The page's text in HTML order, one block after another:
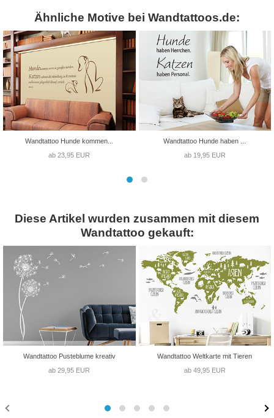
Ähnliche Motive bei Wandtattoos.de:
Wandtattoo Hunde kommen...
ab 23,95 EUR
Wandtattoo Hunde haben ...
ab 19,95 EUR
Diese Artikel wurden zusammen mit diesem
Wandtattoo gekauft:
Wandtattoo Pusteblume kreativ
ab 29,95 EUR
Wandtattoo Weltkarte mit Tieren
ab 49,95 EUR